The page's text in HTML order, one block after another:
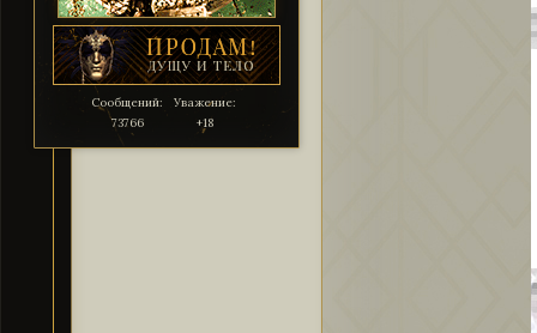
Сообщений:
73766
Уважение:
+18